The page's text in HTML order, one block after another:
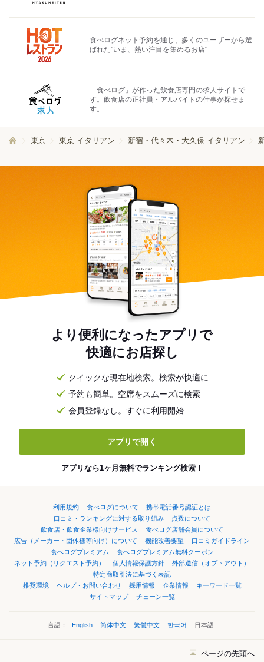
食べログネット予約を通じ、多くのユーザーから選
ばれた"いま、熱い注目を集めるお店"
「食べログ」が作った飲食店専門の求人サイトで
す。飲食店の正社員・アルバイトの仕事が探せま
す。
東京 東京 イタリアン 新宿・代々木・大久保 イタリアン
より便利になったアプリで
快適にお店探し
クイックな現在地検索。検索が快適に
予約も簡単。空席をスムーズに検索
会員登録なし。すぐに利用開始
アプリで開く
アプリなら1ヶ月無料でランキング検索！
利用規約 食べログについて
携帯電話番号認証とは
口コミ・ランキングに対する取り組み
点数について
飲食店・飲食企業様向けサービス
食べログ店舗会員について
広告（メーカー・団体様等向け）について
機能改善要望
口コミガイドライン
食べログプレミアム
食べログプレミアム無料クーポン
ネット予約（リクエスト予約）
個人情報保護方針
外部送信（オプトアウト）
特定商取引法に基づく表記
推奨環境
ヘルプ・お問い合わせ 採用情報 企業情報
キーワード一覧
サイトマップ
チェーン一覧
言語： English 简体中文 繁體中文 한국어 日本語
ページの先頭へ